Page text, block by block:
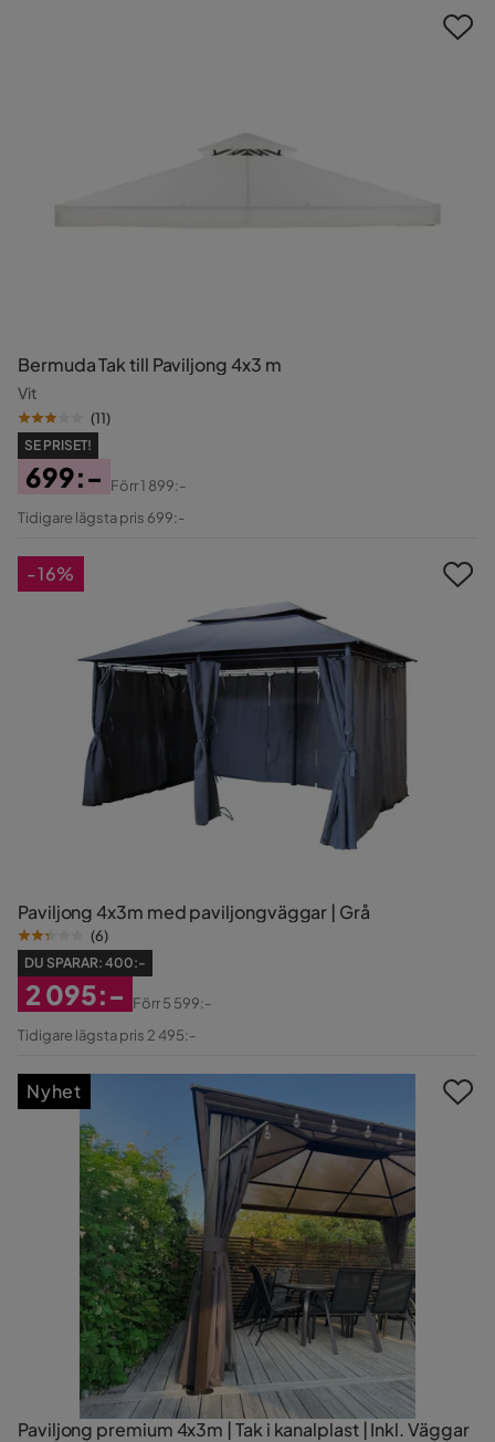
Bermuda Tak till Paviljong 4x3 m
Vit
(11)
SE PRISET!
Pris
699:-
Original
Förr1 899:-
Tidigare lägsta pris 699:-
Paviljong 4x3m med paviljongväggar | Grå
(6)
DU SPARAR: 400:-
Rabatterat
2 095:-
Original
Förr5 599:-
Tidigare lägsta pris 2 495:-
-16%
Paviljong premium 4x3m | Tak i kanalplast | Inkl. Väggar
Nyhet